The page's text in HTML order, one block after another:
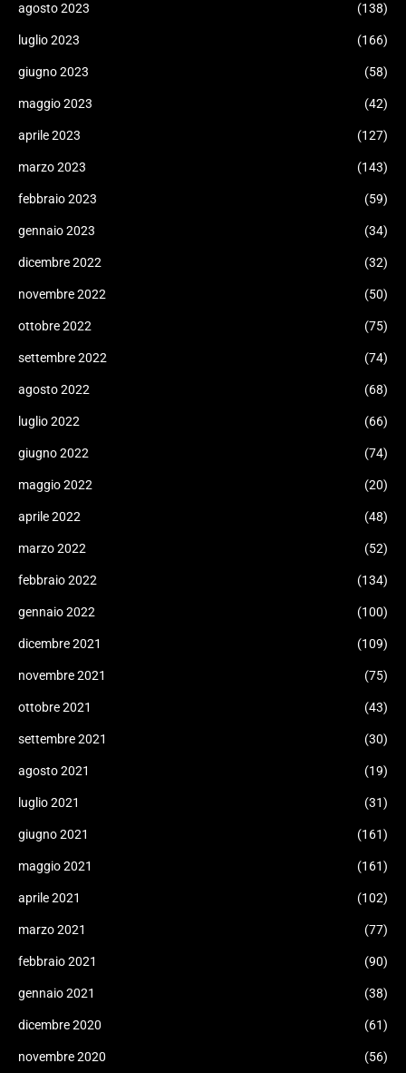
agosto 2023 (138)
luglio 2023 (166)
giugno 2023 (58)
maggio 2023 (42)
aprile 2023 (127)
marzo 2023 (143)
febbraio 2023 (59)
gennaio 2023 (34)
dicembre 2022 (32)
novembre 2022 (50)
ottobre 2022 (75)
settembre 2022 (74)
agosto 2022 (68)
luglio 2022 (66)
giugno 2022 (74)
maggio 2022 (20)
aprile 2022 (48)
marzo 2022 (52)
febbraio 2022 (134)
gennaio 2022 (100)
dicembre 2021 (109)
novembre 2021 (75)
ottobre 2021 (43)
settembre 2021 (30)
agosto 2021 (19)
luglio 2021 (31)
giugno 2021 (161)
maggio 2021 (161)
aprile 2021 (102)
marzo 2021 (77)
febbraio 2021 (90)
gennaio 2021 (38)
dicembre 2020 (61)
novembre 2020 (56)